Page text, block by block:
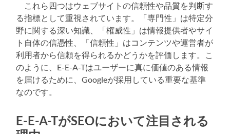
これら四つはウェブサイトの信頼性や品質を判断す
る指標として重視されています。「専門性」は特定分
野に関する深い知識、「権威性」は情報提供者やサイ
ト自体の信憑性、「信頼性」はコンテンツや運営者が
利用者から信頼を得られるかどうかを評価します。こ
のように、E-E-A-Tはユーザーに真に価値のある情報
を届けるために、Googleが採用している重要な基準
なのです。
E-E-A-TがSEOにおいて注目される